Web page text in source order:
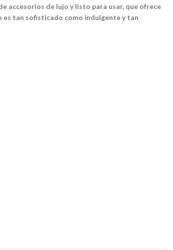
accesorios de lujo y listo para usar, que ofrece
es tan sofisticado como indulgente y tan